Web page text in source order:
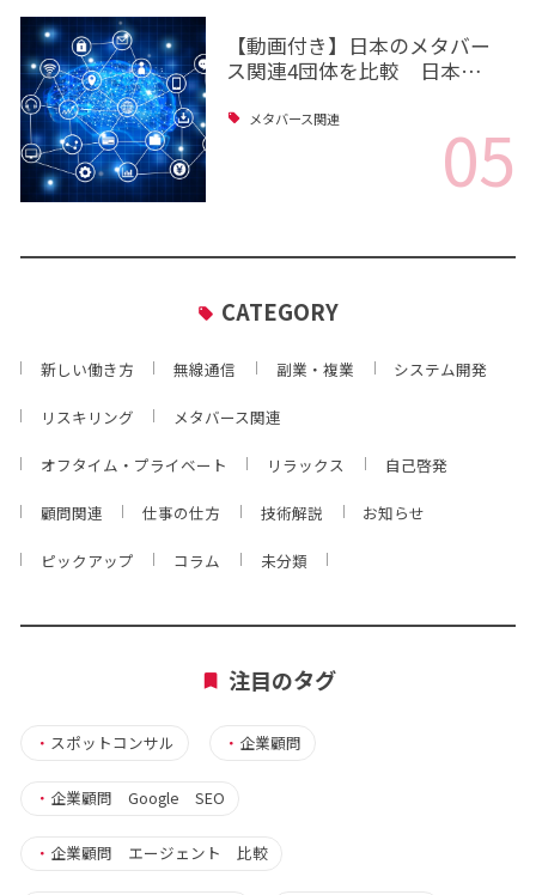
【動画付き】日本のメタバー
ス関連4団体を比較 日本…
メタバース関連 05
CATEGORY
新しい働き方 無線通信 副業・複業 システム開発
リスキリング メタバース関連
オフタイム・プライベート リラックス 自己啓発
顧問関連 仕事の仕方 技術解説 お知らせ
ピックアップ コラム 未分類
注目のタグ
・ スポットコンサル ・ 企業顧問
・ 企業顧問 Google SEO
・ 企業顧問 エージェント 比較